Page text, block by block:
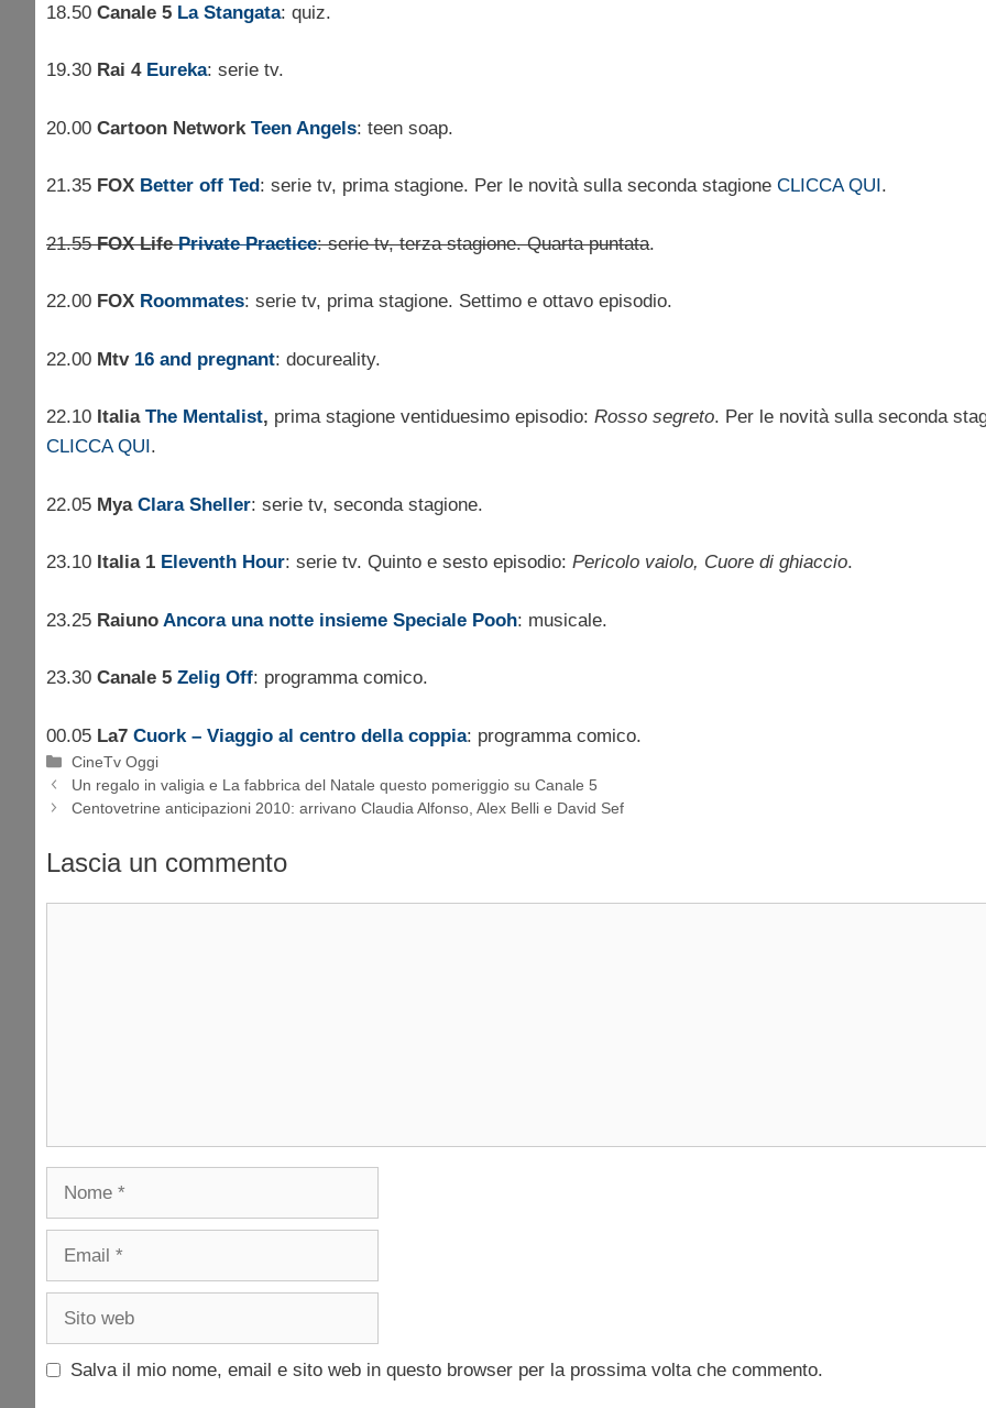
18.50 Canale 5 La Stangata: quiz.
19.30 Rai 4 Eureka: serie tv.
20.00 Cartoon Network Teen Angels: teen soap.
21.35 FOX Better off Ted : serie tv, prima stagione. Per le novità sulla seconda stagione CLICCA QUI .
21.55FOX LifePrivate Practice: serie tv, terza stagione. Quarta puntata.
22.00 FOX Roommates: serie tv, prima stagione. Settimo e ottavo episodio.
22.00 Mtv 16 and pregnant: docureality.
22.10 Italia The Mentalist, prima stagione ventiduesimo episodio: Rosso segreto. Per le novità sulla seconda
CLICCA QUI .
22.05 Mya Clara Sheller: serie tv, seconda stagione.
23.10 Italia 1 Eleventh Hour: serie tv. Quinto e sesto episodio: Pericolo vaiolo, Cuore di ghiaccio.
23.25 Raiuno Ancora una notte insieme Speciale Pooh: musicale.
23.30 Canale 5 Zelig Off: programma comico.
00.05 La7 Cuork – Viaggio al centro della coppia: programma comico.
Categorie
CineTv Oggi
Un regalo in valigia e La fabbrica del Natale questo pomeriggio su Canale 5
Centovetrine anticipazioni 2010: arrivano Claudia Alfonso, Alex Belli e David Sef
Lascia un commento
Nome
Email
Sito
Salva il mio nome, email e sito web in questo browser per la prossima volta che commento.